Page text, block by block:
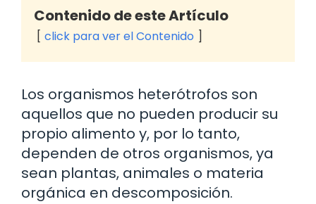
Contenido de este Artículo
click para ver el Contenido
Los organismos heterótrofos son
aquellos que no pueden producir su
propio alimento y, por lo tanto,
dependen de otros organismos, ya
sean plantas, animales o materia
orgánica en descomposición.